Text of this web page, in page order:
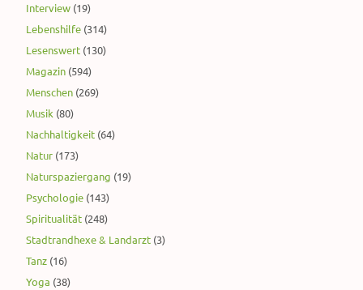
Interview (19)
Lebenshilfe (314)
Lesenswert (130)
Magazin (594)
Menschen (269)
Musik (80)
Nachhaltigkeit (64)
Natur (173)
Naturspaziergang (19)
Psychologie (143)
Spiritualität (248)
Stadtrandhexe & Landarzt (3)
Tanz (16)
Yoga (38)